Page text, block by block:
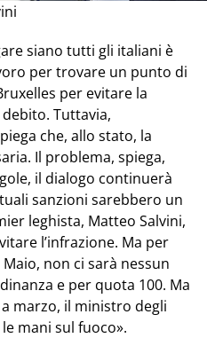
siano tutti gli italiani è
per trovare un punto di
per evitare la
Tuttavia,
che, allo stato, la
Il problema, spiega,
il dialogo continuerà
sanzioni sarebbero un
leghista, Matteo Salvini,
l’infrazione. Ma per
non ci sarà nessun
e per quota 100. Ma
marzo, il ministro degli
mani sul fuoco».